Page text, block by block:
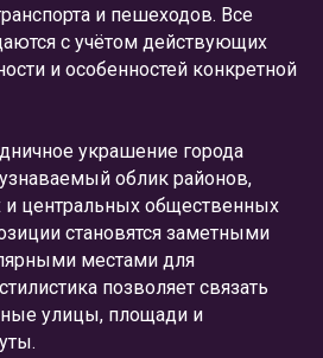
и пешеходов. Все
с учётом действующих
и особенностей конкретной
украшение города
облик районов,
центральных общественных
становятся заметными
местами для
позволяет связать
улицы, площади и